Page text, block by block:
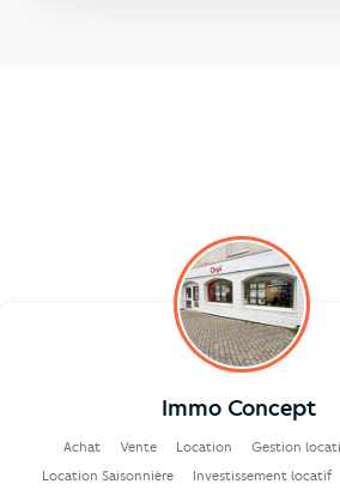
Immo Concept
Achat Vente Location Gestion
Location Saisonnière
Investissement locatif